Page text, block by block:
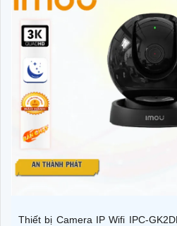
Thiết bị Camera IP Wifi IPC-